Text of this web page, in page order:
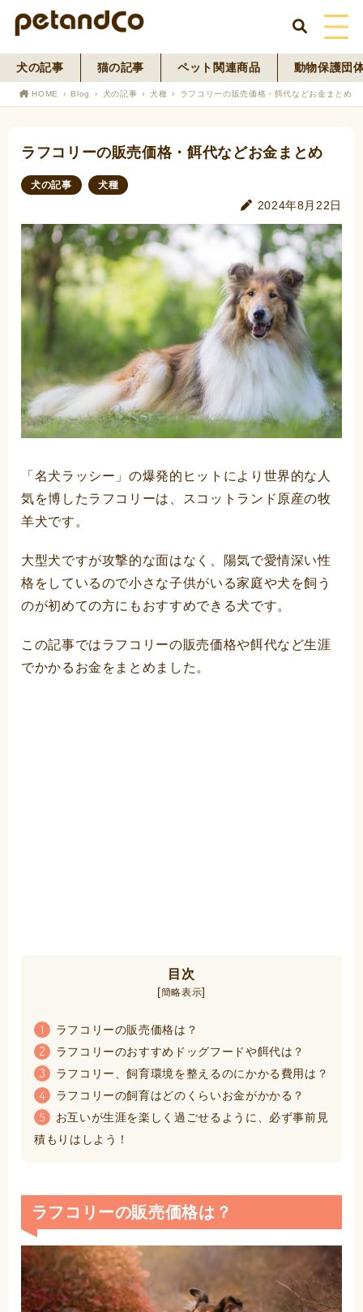
HOME
ペットフード事業
寄付活動
犬の記事 猫の記事 ペット関連商品 動物保護団
HOME Blog 犬の記事 犬種 ラフコリーの販売価格・餌代などお金まとめ
ラフコリーの販売価格・餌代などお金まとめ
犬の記事 犬種
2024年8月22日
「名犬ラッシー」の爆発的ヒットにより世界的な人
気を博したラフコリーは、スコットランド原産の牧
羊犬です。
大型犬ですが攻撃的な面はなく、陽気で愛情深い性
格をしているので小さな子供がいる家庭や犬を飼う
のが初めての方にもおすすめできる犬です。
この記事ではラフコリーの販売価格や餌代など生涯
でかかるお金をまとめました。
目次
[簡略表示]
1 ラフコリーの販売価格は？
2 ラフコリーのおすすめドッグフードや餌代は？
3 ラフコリー、飼育環境を整えるのにかかる費用は？
4 ラフコリーの飼育はどのくらいお金がかかる？
5
お互いが生涯を楽しく過ごせるように、必ず事前見
積もりはしよう！
ラフコリーの販売価格は？